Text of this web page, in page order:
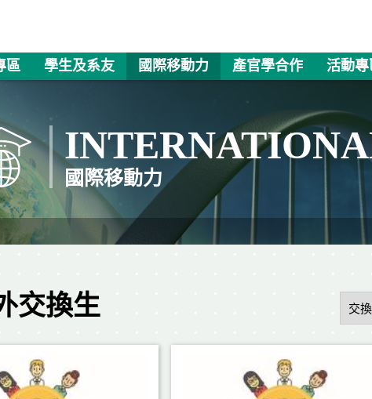
區 學生及系友 國際移動力 產官學合作 活動專
國際移動力
交換生